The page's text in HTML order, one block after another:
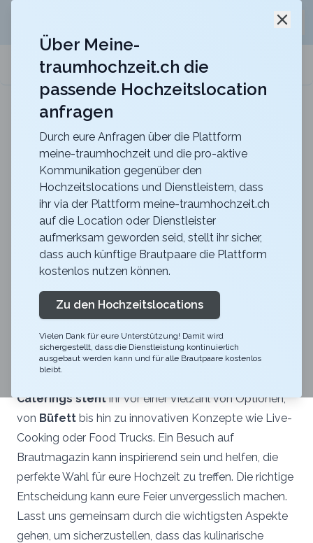
meine-traumhochzeit.ch
Berghotel Hahnenmoos
Heiraten mit unvergesslicher Aussicht mitten in
Catering für Hochzeiten
8 Minuten Lesezeit publiziertvor einem Jahr
Catering für Hochzeiten wie trefft ihr die richtige
Auswahl
aber mit der richtigen Unterstützung kann manches
einfacher werden. Das Essen spielt bei eurer Feier eine
zentrale Rolle und kann den Unterschied zwischen
einem guten und einem unvergesslichen Tag
Caterings stehtihr vor einer Vielzahl von Optionen,
von Büfett bis hin zu innovativen Konzepte wie Live-
Cooking oder Food Trucks. Ein Besuch auf
Brautmagazin kann inspirierend sein und helfen, die
perfekte Wahl für eure Hochzeit zu treffen. Die richtige
Entscheidung kann eure Feier unvergesslich machen.
Lasst uns gemeinsam durch die wichtigsten Aspekte
gehen, um sicherzustellen, dass das kulinarische
Über Meine-
traumhochzeit.ch die
passende Hochzeitslocation
anfragen
Durch eure Anfragen über die Plattform
meine-traumhochzeit und die pro-aktive
Kommunikation gegenüber den
Hochzeitslocations und Dienstleistern, dass
ihr via der Plattform meine-traumhochzeit.ch
auf die Location oder Dienstleister
aufmerksam geworden seid, stellt ihr sicher,
dass auch künftige Brautpaare die Plattform
kostenlos nutzen können.
Zu den Hochzeitslocations
Vielen Dank für eure Unterstützung! Damit wird
sichergestellt, dass die Dienstleistung kontinuierlich
ausgebaut werden kann und für alle Brautpaare kostenlos
bleibt.